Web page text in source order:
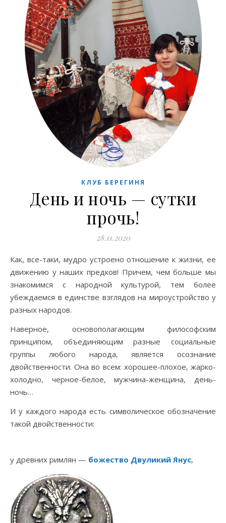
КЛУБ БЕРЕГИНЯ
День и ночь — сутки
прочь!
28.11.2020
Как, все-таки, мудро устроено отношение к жизни, ее
движению у наших предков! Причем, чем больше мы
знакомимся с народной культурой, тем более
убеждаемся в единстве взглядов на мироустройство у
разных народов.
Наверное, основополагающим философским
принципом, объединяющим разные социальные
группы любого народа, является осознание
двойственности. Она во всем: хорошее-плохое, жарко-
холодно, черное-белое, мужчина-женщина, день-
ночь…
И у каждого народа есть символическое обозначение
такой двойственности:
у древних римлян — божество Двуликий Янус,